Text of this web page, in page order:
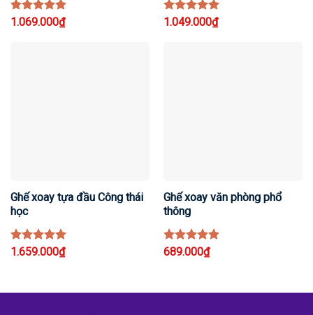
Rated5
1.069.000₫ Rated5
1.049.000₫
Ghế xoay tựa đầu Công thái
học
Rated5
1.659.000₫
Ghế xoay văn phòng phổ
thông
Rated5
689.000₫